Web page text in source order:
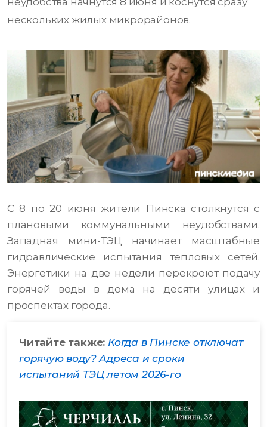
нескольких жилых микрорайонов.
С 8 по 20 июня жители Пинска столкнутся с
плановыми коммунальными неудобствами.
Западная мини-ТЭЦ начинает масштабные
гидравлические испытания тепловых сетей.
Энергетики на две недели перекроют подачу
горячей воды в дома на десяти улицах и
проспектах города.
Читайте также: Когда в Пинске отключат
горячую воду? Адреса и сроки
испытаний ТЭЦ летом 2026-го